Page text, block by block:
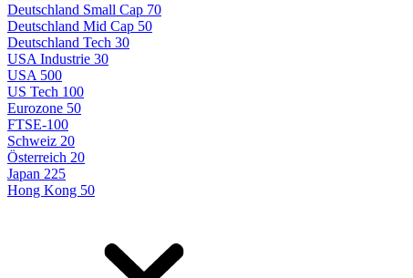
Deutschland Small Cap 70
Deutschland Mid Cap 50
Deutschland Tech 30
USA Industrie 30
USA 500
US Tech 100
Eurozone 50
FTSE-100
Schweiz 20
Österreich 20
Japan 225
Hong Kong 50